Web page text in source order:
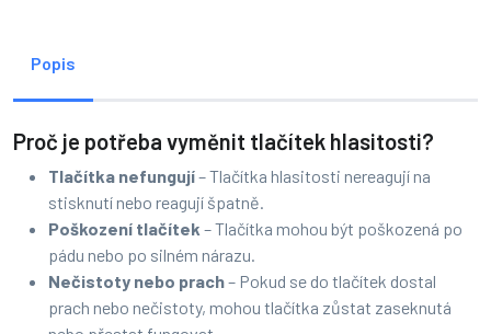
Popis
Proč je potřeba vyměnit tlačítek hlasitosti?
Tlačítka nefungují– Tlačítka hlasitosti nereagují na
stisknutí nebo reagují špatně.
Poškození tlačítek – Tlačítka mohou být poškozená po
pádu nebo po silném nárazu.
Nečistoty nebo prach– Pokud se do tlačítek dostal
prach nebo nečistoty, mohou tlačítka zůstat zaseknutá